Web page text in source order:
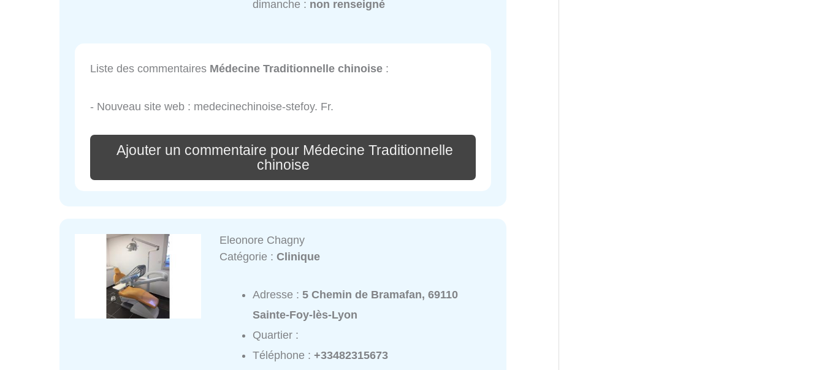
dimanche : non renseigné
Liste des commentaires Médecine Traditionnelle chinoise :
- Nouveau site web : medecinechinoise-stefoy. Fr.
Ajouter un commentaire pour Médecine Traditionnelle
chinoise
Eleonore Chagny
Catégorie :Clinique
Adresse :5 Chemin de Bramafan, 69110
Sainte-Foy-lès-Lyon
Quartier :
Téléphone :+33482315673